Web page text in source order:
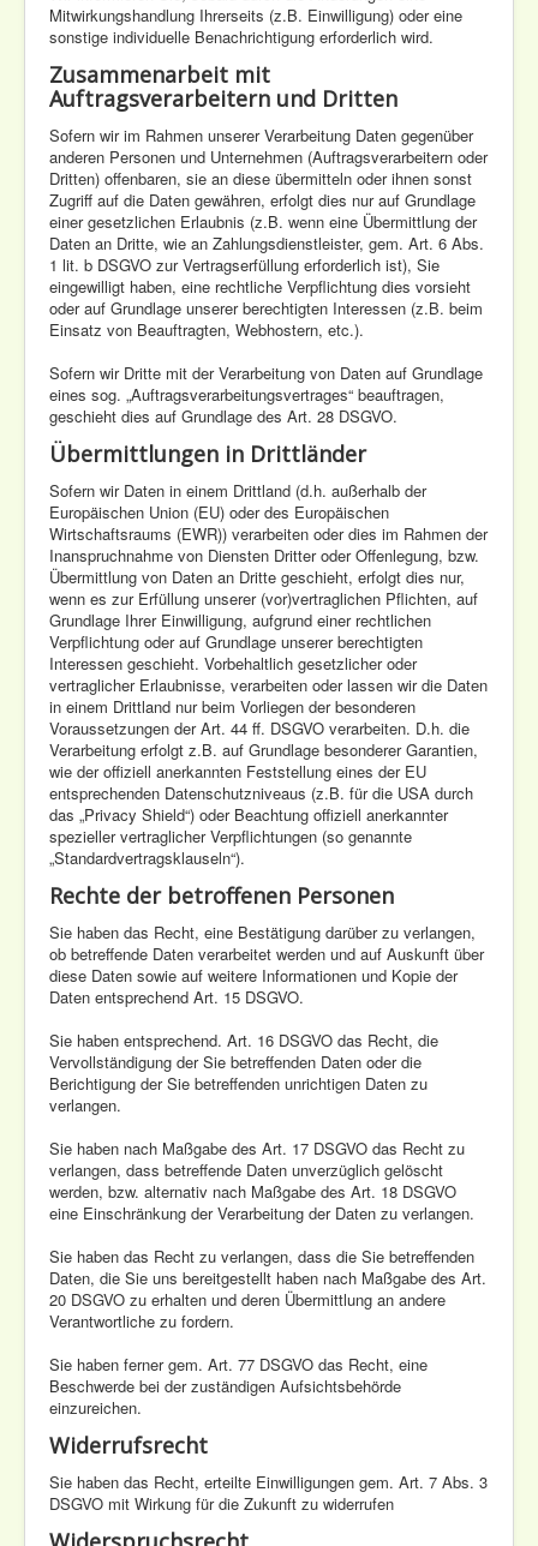
Mitwirkungshandlung Ihrerseits (z.B. Einwilligung) oder eine
sonstige individuelle Benachrichtigung erforderlich wird.
Zusammenarbeit mit
Auftragsverarbeitern und Dritten
Sofern wir im Rahmen unserer Verarbeitung Daten gegenüber
anderen Personen und Unternehmen (Auftragsverarbeitern oder
Dritten) offenbaren, sie an diese übermitteln oder ihnen sonst
Zugriff auf die Daten gewähren, erfolgt dies nur auf Grundlage
einer gesetzlichen Erlaubnis (z.B. wenn eine Übermittlung der
Daten an Dritte, wie an Zahlungsdienstleister, gem. Art. 6 Abs.
1 lit. b DSGVO zur Vertragserfüllung erforderlich ist), Sie
eingewilligt haben, eine rechtliche Verpflichtung dies vorsieht
oder auf Grundlage unserer berechtigten Interessen (z.B. beim
Einsatz von Beauftragten, Webhostern, etc.).
Sofern wir Dritte mit der Verarbeitung von Daten auf Grundlage
eines sog. „Auftragsverarbeitungsvertrages“ beauftragen,
geschieht dies auf Grundlage des Art. 28 DSGVO.
Übermittlungen in Drittländer
Sofern wir Daten in einem Drittland (d.h. außerhalb der
Europäischen Union (EU) oder des Europäischen
Wirtschaftsraums (EWR)) verarbeiten oder dies im Rahmen der
Inanspruchnahme von Diensten Dritter oder Offenlegung, bzw.
Übermittlung von Daten an Dritte geschieht, erfolgt dies nur,
wenn es zur Erfüllung unserer (vor)vertraglichen Pflichten, auf
Grundlage Ihrer Einwilligung, aufgrund einer rechtlichen
Verpflichtung oder auf Grundlage unserer berechtigten
Interessen geschieht. Vorbehaltlich gesetzlicher oder
vertraglicher Erlaubnisse, verarbeiten oder lassen wir die Daten
in einem Drittland nur beim Vorliegen der besonderen
Voraussetzungen der Art. 44 ff. DSGVO verarbeiten. D.h. die
Verarbeitung erfolgt z.B. auf Grundlage besonderer Garantien,
wie der offiziell anerkannten Feststellung eines der EU
entsprechenden Datenschutzniveaus (z.B. für die USA durch
das „Privacy Shield“) oder Beachtung offiziell anerkannter
spezieller vertraglicher Verpflichtungen (so genannte
„Standardvertragsklauseln“).
Rechte der betroffenen Personen
Sie haben das Recht, eine Bestätigung darüber zu verlangen,
ob betreffende Daten verarbeitet werden und auf Auskunft über
diese Daten sowie auf weitere Informationen und Kopie der
Daten entsprechend Art. 15 DSGVO.
Sie haben entsprechend. Art. 16 DSGVO das Recht, die
Vervollständigung der Sie betreffenden Daten oder die
Berichtigung der Sie betreffenden unrichtigen Daten zu
verlangen.
Sie haben nach Maßgabe des Art. 17 DSGVO das Recht zu
verlangen, dass betreffende Daten unverzüglich gelöscht
werden, bzw. alternativ nach Maßgabe des Art. 18 DSGVO
eine Einschränkung der Verarbeitung der Daten zu verlangen.
Sie haben das Recht zu verlangen, dass die Sie betreffenden
Daten, die Sie uns bereitgestellt haben nach Maßgabe des Art.
20 DSGVO zu erhalten und deren Übermittlung an andere
Verantwortliche zu fordern.
Sie haben ferner gem. Art. 77 DSGVO das Recht, eine
Beschwerde bei der zuständigen Aufsichtsbehörde
einzureichen.
Widerrufsrecht
Sie haben das Recht, erteilte Einwilligungen gem. Art. 7 Abs. 3
DSGVO mit Wirkung für die Zukunft zu widerrufen